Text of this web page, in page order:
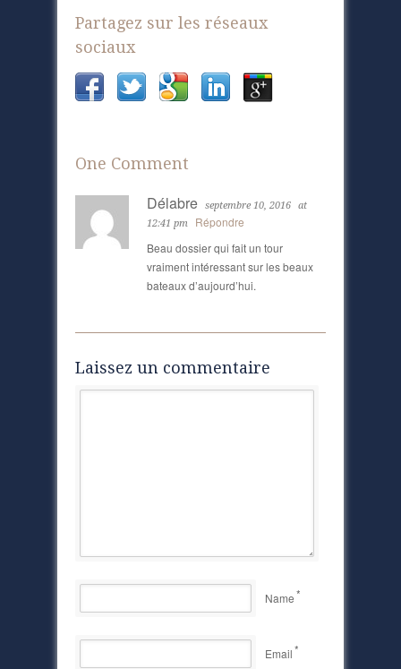
Partagez sur les réseaux
sociaux
One Comment
Délabre septembre 10, 2016
at
12:41 pm
Répondre
Beau dossier qui fait un tour
vraiment intéressant sur les beaux
bateaux d’aujourd’hui.
Laissez un commentaire
Name*
Email*